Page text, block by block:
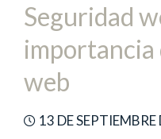
Seguridad
web
13 DE SEPTIEMBRE